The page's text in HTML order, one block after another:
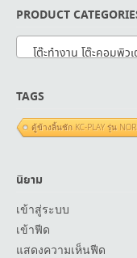
PRODUCT
โต๊ะทำงาน โต๊ะคอมพิว
TAGS
ตู้ข้างลิ้นชัก KC-PLAY รุ่น
นิยาม
เข้าสู่ระบบ
เข้าฟีด
แสดงความเห็นฟีด